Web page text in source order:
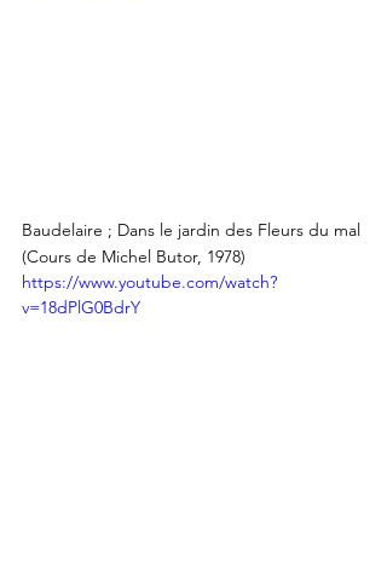
Baudelaire ; Dans le jardin des Fleurs du mal
(Cours de Michel Butor, 1978)
https://www.youtube.com/watch?
v=18dPlG0BdrY